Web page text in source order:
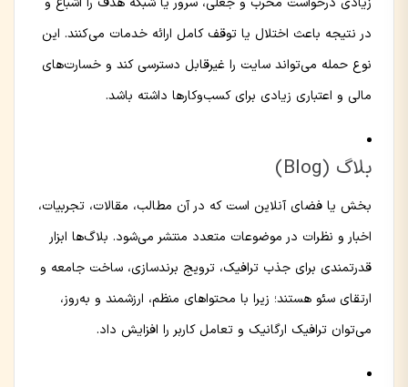
در نتیجه باعث اختلال یا توقف کامل ارائه خدمات می‌کنند. این
نوع حمله می‌تواند سایت را غیرقابل دسترسی کند و خسارت‌های
مالی و اعتباری زیادی برای کسب‌وکارها داشته باشد.
بلاگ (Blog)
بخش یا فضای آنلاین است که در آن مطالب، مقالات، تجربیات،
اخبار و نظرات در موضوعات متعدد منتشر می‌شود. بلاگ‌ها ابزار
قدرتمندی برای جذب ترافیک، ترویج برندسازی، ساخت جامعه و
ارتقای سئو هستند؛ زیرا با محتواهای منظم، ارزشمند و به‌روز،
می‌توان ترافیک ارگانیک و تعامل کاربر را افزایش داد.